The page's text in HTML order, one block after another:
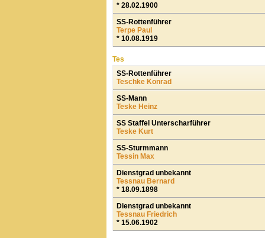
* 28.02.1900
SS-Rottenführer
Terpe Paul
* 10.08.1919
Tes
SS-Rottenführer
Teschke Konrad
SS-Mann
Teske Heinz
SS Staffel Unterscharführer
Teske Kurt
SS-Sturmmann
Tessin Max
Dienstgrad unbekannt
Tessnau Bernard
* 18.09.1898
Dienstgrad unbekannt
Tessnau Friedrich
* 15.06.1902